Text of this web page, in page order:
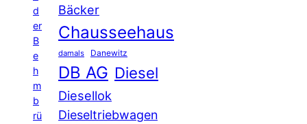
d
er
B
e
h
m
b
rü
Bäcker
Chausseehaus
damals Danewitz
DB AG Diesel
Diesellok
Dieseltriebwagen